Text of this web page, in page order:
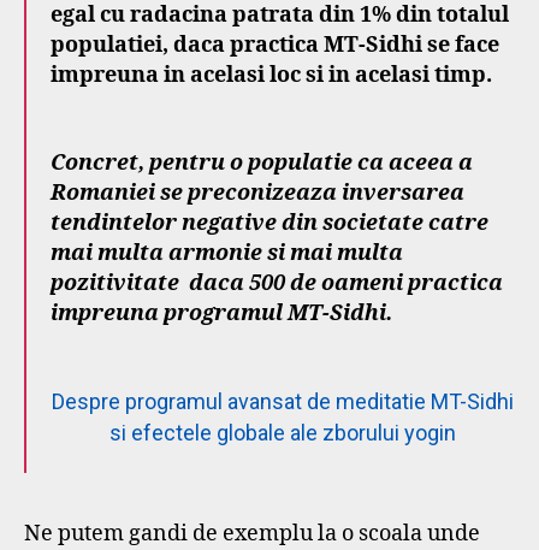
egal cu radacina patrata din 1% din totalul
populatiei, daca practica MT-Sidhi se face
impreuna in acelasi loc si in acelasi timp.
Concret, pentru o populatie ca aceea a
Romaniei se preconizeaza inversarea
tendintelor negative din societate catre
mai multa armonie si mai multa
pozitivitate daca 500 de oameni practica
impreuna programul MT-Sidhi.
Despre programul avansat de meditatie MT-Sidhi
si efectele globale ale zborului yogin
Ne putem gandi de exemplu la o scoala unde